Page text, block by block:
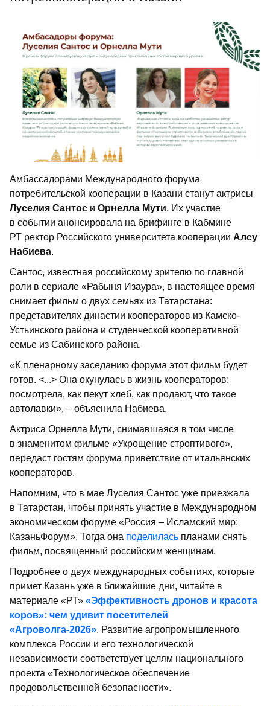
Амбассадорами Международного форума
потребительской кооперации в Казани станут актрисы
Луселия Сантос и Орнелла Мути. Их участие
в событии анонсировала на брифинге в Кабмине
РТ ректор Российского университета кооперации Алсу
Набиева.
Сантос, известная российскому зрителю по главной
роли в сериале «Рабыня Изаура», в настоящее время
снимает фильм о двух семьях из Татарстана:
представителях династии кооператоров из Камско-
Устьинского района и студенческой кооперативной
семье из Сабинского района.
«К пленарному заседанию форума этот фильм будет
готов. <...> Она окунулась в жизнь кооператоров:
посмотрела, как пекут хлеб, как продают, что такое
автолавки», – объяснила Набиева.
Актриса Орнелла Мути, снимавшаяся в том числе
в знаменитом фильме «Укрощение строптивого»,
передаст гостям форума приветствие от итальянских
кооператоров.
Напомним, что в мае Луселия Сантос уже приезжала
в Татарстан, чтобы принять участие в Международном
экономическом форуме «Россия – Исламский мир:
КазаньФорум». Тогда она поделилась планами снять
фильм, посвященный российским женщинам.
Подробнее о двух международных событиях, которые
примет Казань уже в ближайшие дни, читайте в
материале «РТ» «Эффективность дронов и красота
коров»: чем удивит посетителей
«Агроволга-2026». Развитие агропромышленного
комплекса России и его технологической
независимости соответствует целям национального
проекта «Технологическое обеспечение
продовольственной безопасности».